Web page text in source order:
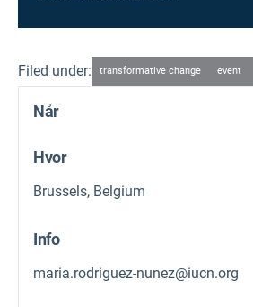
Filed under: transformative change event
Når
Hvor
Brussels, Belgium
Info
maria.rodriguez-nunez@iucn.org